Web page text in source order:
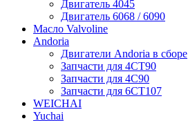
Двигатель 4045
Двигатель 6068 / 6090
Масло Valvoline
Andoria
Двигатели Andoria в сборе
Запчасти для 4CT90
Запчасти для 4С90
Запчасти для 6CT107
WEICHAI
Yuchai